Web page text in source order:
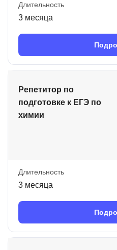
Длительность
3 месяца
Репетитор по
подготовке к ЕГЭ по
химии
Длительность
3 месяца